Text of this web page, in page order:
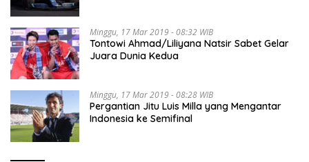
Minggu, 17 Mar 2019 - 08:32 WIB
Tontowi Ahmad/Liliyana Natsir Sabet Gelar
Juara Dunia Kedua
Minggu, 17 Mar 2019 - 08:28 WIB
Pergantian Jitu Luis Milla yang Mengantar
Indonesia ke Semifinal